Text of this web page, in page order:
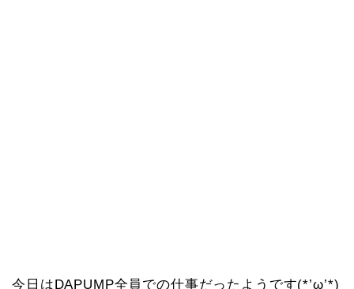
今日はDAPUMP全員での仕事だったようです(*’ω’*)